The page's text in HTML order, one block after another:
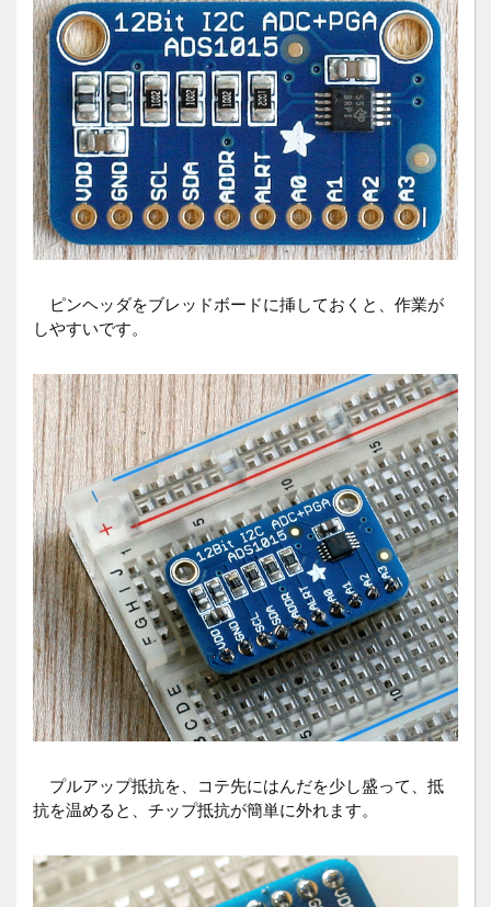
ピンヘッダをブレッドボードに挿しておくと、作業が
しやすいです。
プルアップ抵抗を、コテ先にはんだを少し盛って、抵
抗を温めると、チップ抵抗が簡単に外れます。